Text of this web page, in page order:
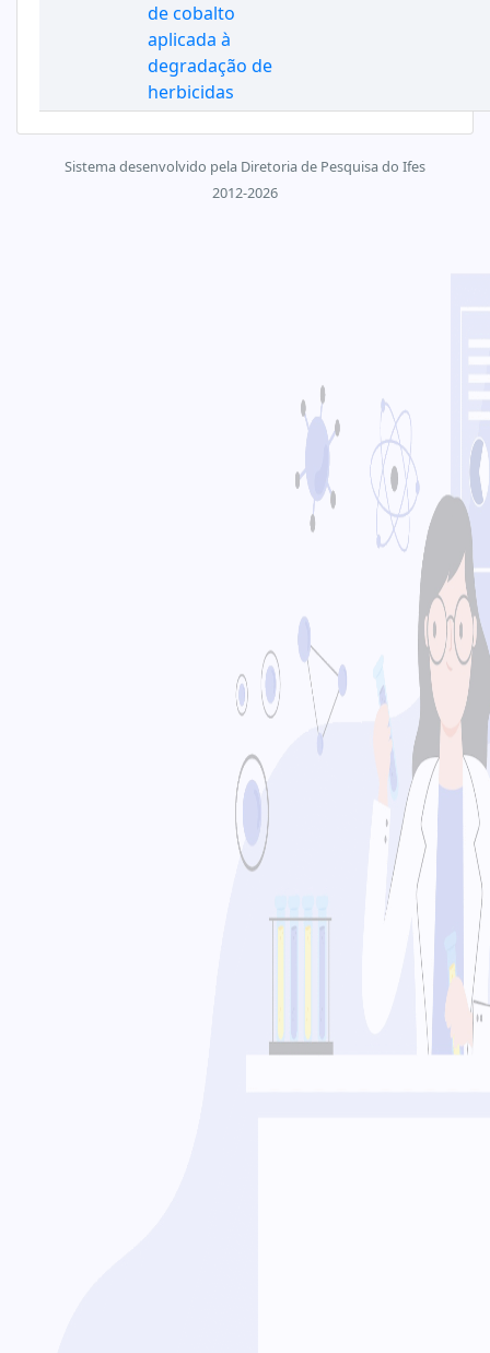
de cobalto
aplicada à
degradação de
herbicidas
Sistema desenvolvido pela Diretoria de Pesquisa do Ifes
2012-2026